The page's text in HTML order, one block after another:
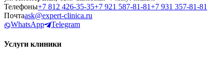
Телефоны+7 812 426‑35‑35+7 921 587‑81‑81+7 931 357‑81‑81
Почтаask@expert-clinica.ru
WhatsApp
Telegram
Услуги клиники